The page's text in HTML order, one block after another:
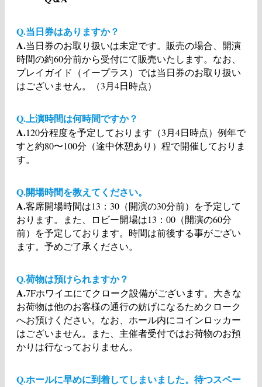
Q.当日券はありますか？
A.当日券のお取り扱いは未定です。販売の場合、開演
時間の約60分前から受付にて販売いたします。なお、
プレイガイド（イープラス）では当日券のお取り扱い
はございません。（3月4日時点）
Q.上演時間は何時間ですか？
A.120分程度を予定しております（3月4日時点）例年で
すと約80〜100分（途中休憩あり）程で開催しておりま
す。
Q.開場時間を教えてください。
A.客席開場時間は13：30（開演の30分前）を予定して
おります。また、ロビー開場は13：00（開演の60分
前）を予定しております。時間は前後する事がござい
ます。予めご了承ください。
Q.荷物は預けられますか？
A.7Fホワイエにてクローク設備がございます。大きな
お荷物は他のお客様の通行の妨げになるためクローク
へお預けください。なお、ホール内にコインロッカー
はございません。また、主催者受付ではお荷物のお預
かりは行なっておりません。
Q.ホールに早めに到着してしまいました。待つスペー